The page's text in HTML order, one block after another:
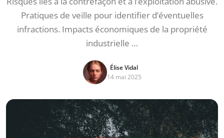
Pratiques de veille pour identifier d’éventuelles
infractions. Impacts économiques de la propriété
industrielle …
Élise Vidal
14 mai 2025